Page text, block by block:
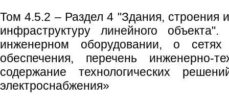
Том 4.5.2 – Раздел 4 "Здания, строения
инфраструктуру линейного
инженерном оборудовании, о сетях
обеспечения, перечень инженерно-
содержание технологических
электроснабжения»